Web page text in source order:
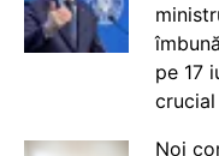
pe 17
crucial
Noi